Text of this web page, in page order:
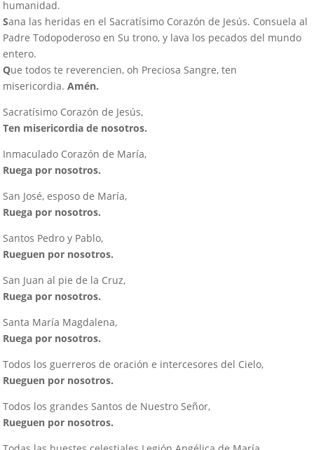
humanidad.
Sana las heridas en el Sacratísimo Corazón de Jesús. Consuela al
Padre Todopoderoso en Su trono, y lava los pecados del mundo
entero.
Que todos te reverencien, oh Preciosa Sangre, ten
misericordia. Amén.
Sacratísimo Corazón de Jesús,
Ten misericordia de nosotros.
Inmaculado Corazón de María,
Ruega por nosotros.
San José, esposo de María,
Ruega por nosotros.
Santos Pedro y Pablo,
Rueguen por nosotros.
San Juan al pie de la Cruz,
Ruega por nosotros.
Santa María Magdalena,
Ruega por nosotros.
Todos los guerreros de oración e intercesores del Cielo,
Rueguen por nosotros.
Todos los grandes Santos de Nuestro Señor,
Rueguen por nosotros.